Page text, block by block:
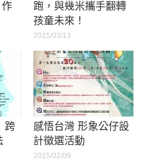
作
跑，與幾米攜手翻轉
孩童未來！
2015/03/13
跨
感悟台灣 形象公仔設
計徵選活動
2015/02/09